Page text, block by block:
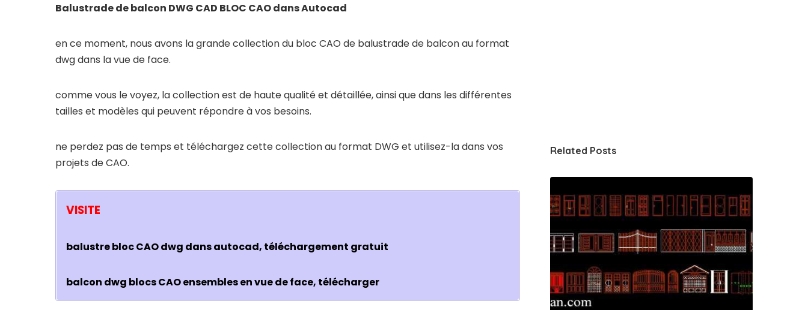
Balustrade de balcon DWG CAD BLOC CAO dans Autocad
en ce moment, nous avons la grande collection du bloc CAO de balustrade de balcon au format
dwg dans la vue de face.
comme vous le voyez, la collection est de haute qualité et détaillée, ainsi que dans les différentes
tailles et modèles qui peuvent répondre à vos besoins.
ne perdez pas de temps et téléchargez cette collection au format DWG et utilisez-la dans vos
projets de CAO.
VISITE
balustre bloc CAO dwg dans autocad, téléchargement gratuit
balcon dwg blocs CAO ensembles en vue de face, télécharger
Related Posts